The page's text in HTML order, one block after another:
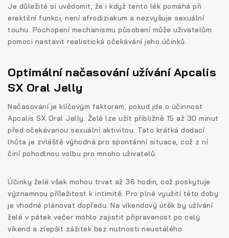
Je důležité si uvědomit, že i když tento lék pomáhá při
erektilní funkci, není afrodiziakum a nezvyšuje sexuální
touhu. Pochopení mechanismu působení může uživatelům
pomoci nastavit realistická očekávání jeho účinků.
Optimální načasování užívání Apcalis
SX Oral Jelly
Načasování je klíčovým faktorem, pokud jde o účinnost
Apcalis SX Oral Jelly. Želé lze užít přibližně 15 až 30 minut
před očekávanou sexuální aktivitou. Tato krátká dodací
lhůta je zvláště výhodná pro spontánní situace, což z ní
činí pohodlnou volbu pro mnoho uživatelů.
Účinky želé však mohou trvat až 36 hodin, což poskytuje
významnou příležitost k intimitě. Pro plné využití této doby
je vhodné plánovat dopředu. Na víkendový útěk by užívání
želé v pátek večer mohlo zajistit připravenost po celý
víkend a zlepšit zážitek bez nutnosti neustálého